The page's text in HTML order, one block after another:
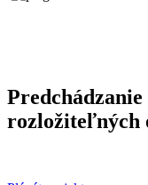
rozložiteľných